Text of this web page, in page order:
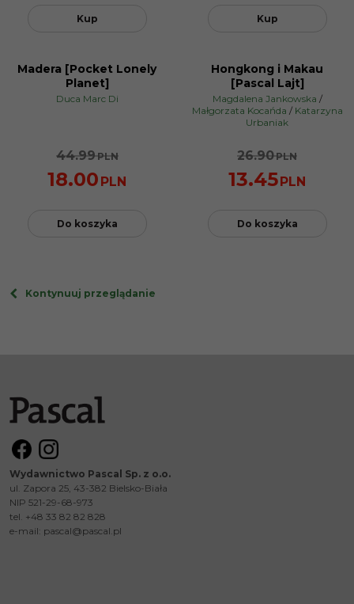
Kup Kup
Madera [Pocket Lonely
Planet]
Duca Marc Di
44.99PLN
18.00 PLN
Do koszyka
PROMOCJA
Hongkong i Makau
[Pascal Lajt]
Magdalena Jankowska /
Małgorzata Kocańda / Katarzyna
Urbaniak
26.90PLN
13.45PLN
Do koszyka
Kontynuuj przeglądanie
Wydawnictwo Pascal Sp. z o.o.
ul. Zapora 25, 43-382 Bielsko-Biała
NIP 521-29-68-973
tel. +48 33 82 82 828
e-mail: pascal@pascal.pl